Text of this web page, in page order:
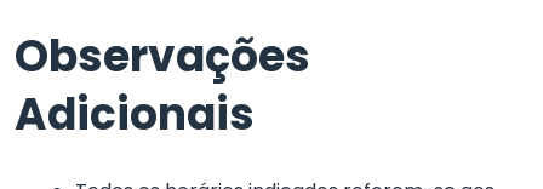
Observações
Adicionais